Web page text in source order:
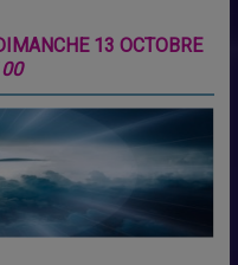
13 OCTOBRE